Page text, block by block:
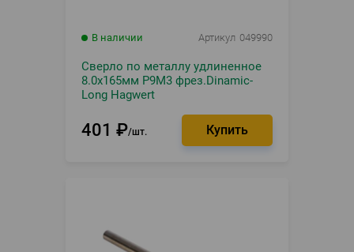
В наличии Артикул 049990
Сверло по металлу удлиненное
8.0х165мм Р9М3 фрез.Dinamic-
Long Hagwert
401 ₽ шт.